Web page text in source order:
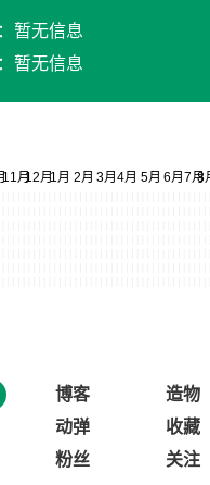
暂无信息
暂无信息
博客
造物
动弹
收藏
粉丝 关注